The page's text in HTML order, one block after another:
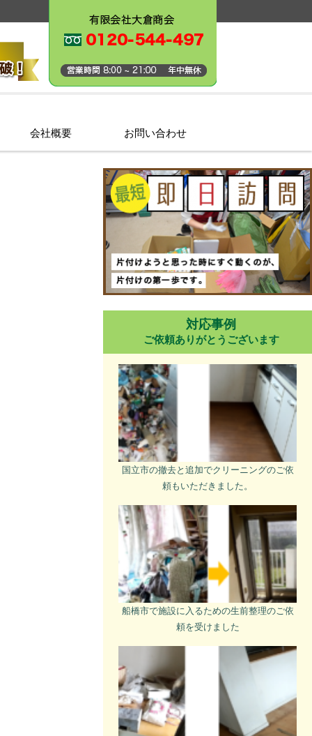
会社概要 お問い合わせ
対応事例
ご依頼ありがとうございます
国立市の撤去と追加でクリーニングのご依
頼もいただきました。
船橋市で施設に入るための生前整理のご依
頼を受けました